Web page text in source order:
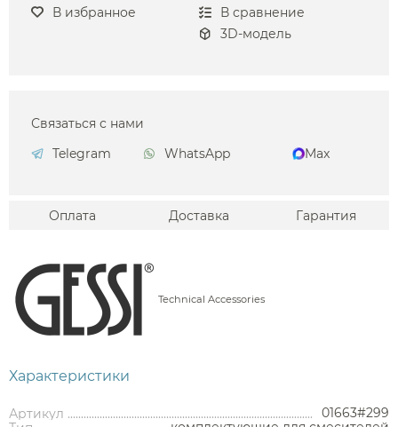
В избранное
В сравнение
3D-модель
Связаться с нами
Telegram
WhatsApp Max
Оплата Доставка Гарантия
Technical Accessories
Характеристики
Артикул
01663#299